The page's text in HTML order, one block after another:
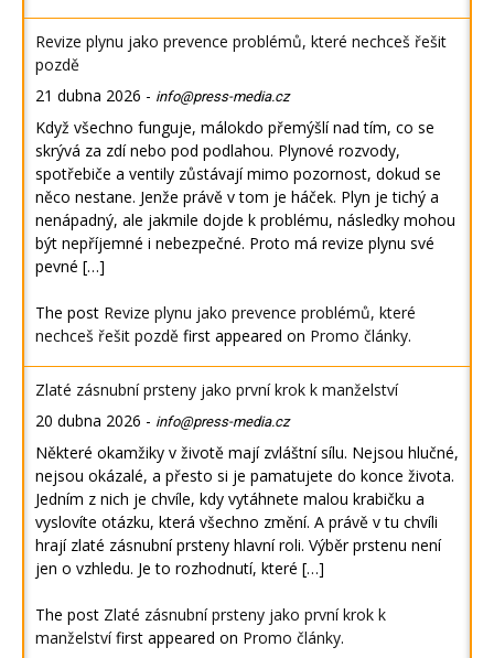
Revize plynu jako prevence problémů, které nechceš řešit
pozdě
21 dubna 2026 - info@press-media.cz
Když všechno funguje, málokdo přemýšlí nad tím, co se
skrývá za zdí nebo pod podlahou. Plynové rozvody,
spotřebiče a ventily zůstávají mimo pozornost, dokud se
něco nestane. Jenže právě v tom je háček. Plyn je tichý a
nenápadný, ale jakmile dojde k problému, následky mohou
být nepříjemné i nebezpečné. Proto má revize plynu své
pevné […]
The post Revize plynu jako prevence problémů, které
nechceš řešit pozdě first appeared on Promo články.
Zlaté zásnubní prsteny jako první krok k manželství
20 dubna 2026 - info@press-media.cz
Některé okamžiky v životě mají zvláštní sílu. Nejsou hlučné,
nejsou okázalé, a přesto si je pamatujete do konce života.
Jedním z nich je chvíle, kdy vytáhnete malou krabičku a
vyslovíte otázku, která všechno změní. A právě v tu chvíli
hrají zlaté zásnubní prsteny hlavní roli. Výběr prstenu není
jen o vzhledu. Je to rozhodnutí, které […]
The post Zlaté zásnubní prsteny jako první krok k
manželstvífirst appeared on Promo články.